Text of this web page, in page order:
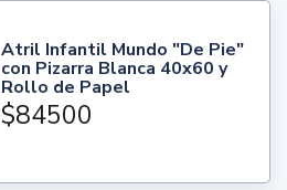
Atril Infantil Mundo "De Pie"
con Pizarra Blanca 40x60 y
Rollo de Papel
$84500